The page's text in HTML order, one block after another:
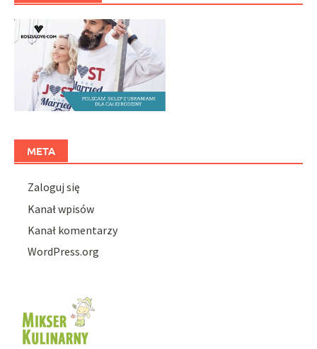
META
Zaloguj się
Kanał wpisów
Kanał komentarzy
WordPress.org